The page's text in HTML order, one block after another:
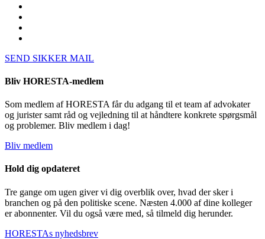
SEND SIKKER MAIL
Bliv HORESTA-medlem
Som medlem af HORESTA får du adgang til et team af advokater
og jurister samt råd og vejledning til at håndtere konkrete spørgsmål
og problemer. Bliv medlem i dag!
Bliv medlem
Hold dig opdateret
Tre gange om ugen giver vi dig overblik over, hvad der sker i
branchen og på den politiske scene. Næsten 4.000 af dine kolleger
er abonnenter. Vil du også være med, så tilmeld dig herunder.
HORESTAs nyhedsbrev